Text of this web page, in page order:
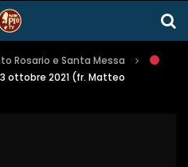
Rosario e Santa Messa
ottobre 2021 (fr. Matteo